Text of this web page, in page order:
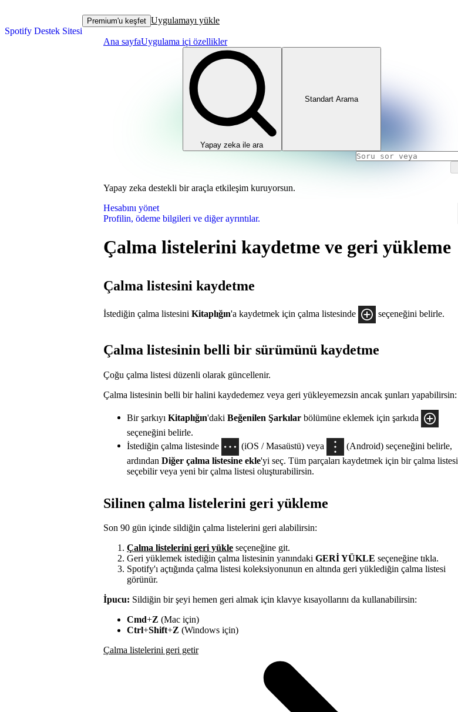
Spotify Destek Sitesi
Premium'u keşfet Uygulamayı yükle
Ana sayfaUygulama içi özellikler
Yapay zeka ile ara
Standart Arama
Yapay zeka destekli bir araçla etkileşim kuruyorsun.
Hesabını yönet
Profilin, ödeme bilgileri ve diğer ayrıntılar.
Çalma listelerini kaydetme ve geri yükleme
Çalma listesini kaydetme
İstediğin çalma listesini Kitaplığın'a kaydetmek için çalma listesinde seçeneğini belirle.
Çalma listesinin belli bir sürümünü kaydetme
Çoğu çalma listesi düzenli olarak güncellenir.
Çalma listesinin belli bir halini kaydedemez veya geri yükleyemezsin ancak şunları yapabilirsin:
Bir şarkıyı Kitaplığın'daki Beğenilen Şarkılar bölümüne eklemek için şarkıda
seçeneğini belirle.
İstediğin çalma listesinde
(iOS / Masaüstü) veya
(Android) seçeneğini belirle,
ardından Diğer çalma listesine ekle'yi seç. Tüm parçaları kaydetmek için bir çalma listesi
seçebilir veya yeni bir çalma listesi oluşturabilirsin.
Silinen çalma listelerini geri yükleme
Son 90 gün içinde sildiğin çalma listelerini geri alabilirsin:
Çalma listelerini geri yükle seçeneğine git.
Geri yüklemek istediğin çalma listesinin yanındaki GERİ YÜKLE seçeneğine tıkla.
Spotify'ı açtığında çalma listesi koleksiyonunun en altında geri yüklediğin çalma listesi
görünür.
İpucu: Sildiğin bir şeyi hemen geri almak için klavye kısayollarını da kullanabilirsin:
Cmd+Z (Mac için)
Ctrl+Shift+Z (Windows için)
Çalma listelerini geri getir